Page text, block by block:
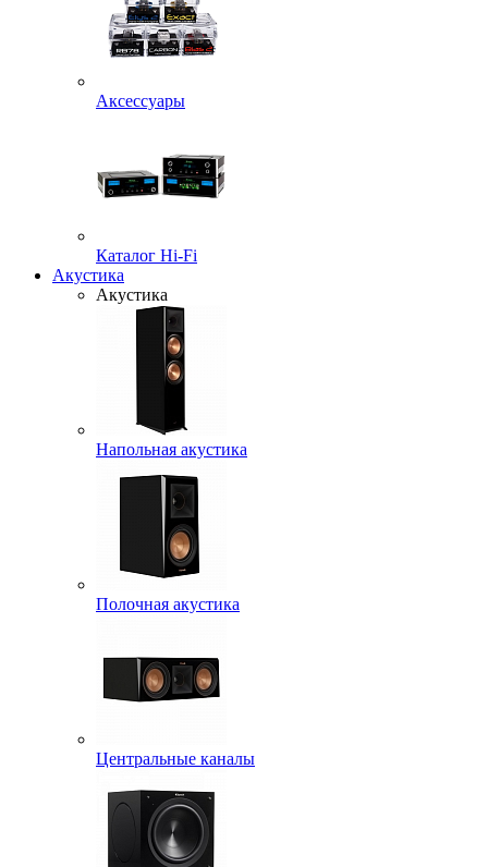
Аксессуары
Каталог Hi-Fi
Акустика
Акустика
Напольная акустика
Полочная акустика
Центральные каналы